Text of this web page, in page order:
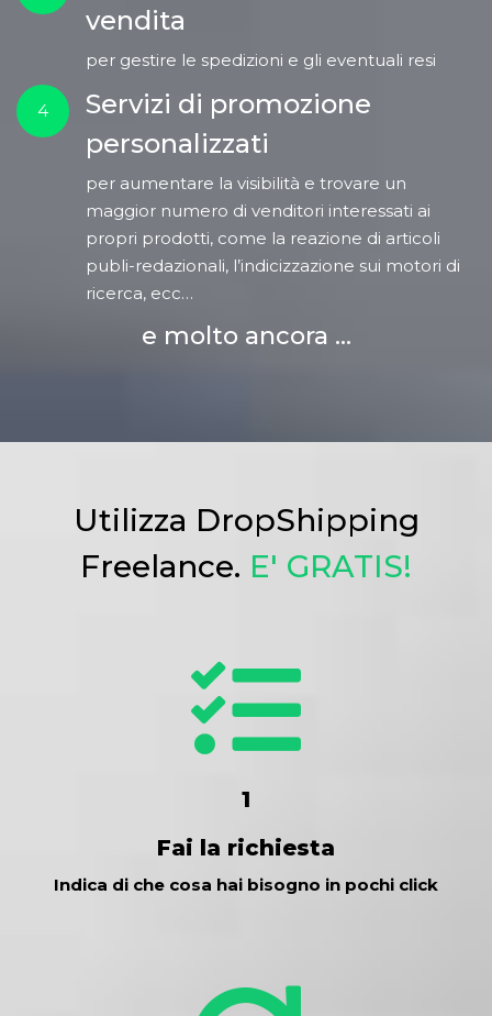
vendita
per gestire le spedizioni e gli eventuali resi
4
Servizi di promozione
personalizzati
per aumentare la visibilità e trovare un
maggior numero di venditori interessati ai
propri prodotti, come la reazione di articoli
publi-redazionali, l’indicizzazione sui motori di
ricerca, ecc…
e molto ancora ...
Utilizza DropShipping
Freelance. E' GRATIS!
1
Fai la richiesta
Indica di che cosa hai bisogno in pochi click